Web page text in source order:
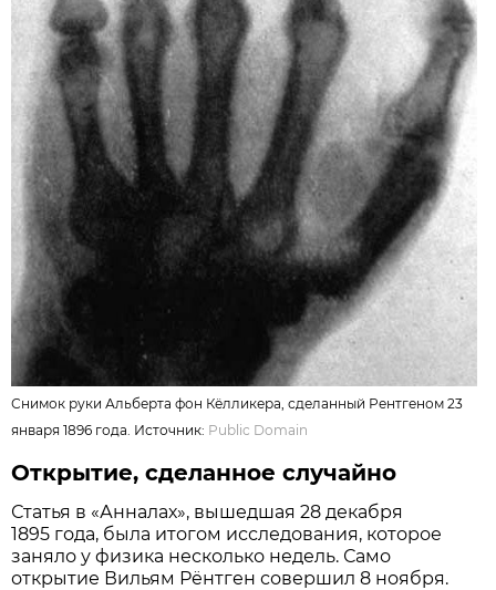
Снимок руки Альберта фон Кёлликера, сделанный Рентгеном 23
января 1896 года. Источник: Public Domain
Открытие, сделанное случайно
Статья в «Анналах», вышедшая 28 декабря
1895 года, была итогом исследования, которое
заняло у физика несколько недель. Само
открытие Вильям Рёнтген совершил 8 ноября.